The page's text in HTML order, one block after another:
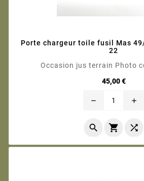
Porte chargeur toile fusil Mas
22
Occasion jus
45,00 €Prix
remove add
  